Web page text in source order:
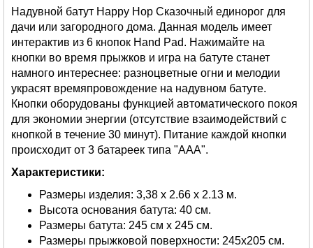
Надувной батут Happy Hop Сказочный единорог для
дачи или загородного дома. Данная модель имеет
интерактив из 6 кнопок Hand Pad. Нажимайте на
кнопки во время прыжков и игра на батуте станет
намного интереснее: разноцветные огни и мелодии
украсят времяпровождение на надувном батуте.
Кнопки оборудованы функцией автоматического покоя
для экономии энергии (отсутствие взаимодействий с
кнопкой в течение 30 минут). Питание каждой кнопки
происходит от 3 батареек типа "AAA".
Характеристики:
Размеры изделия: 3,38 х 2.66 х 2.13 м.
Высота основания батута: 40 см.
Размеры батута: 245 см x 245 см.
Размеры прыжковой поверхности: 245х205 см.